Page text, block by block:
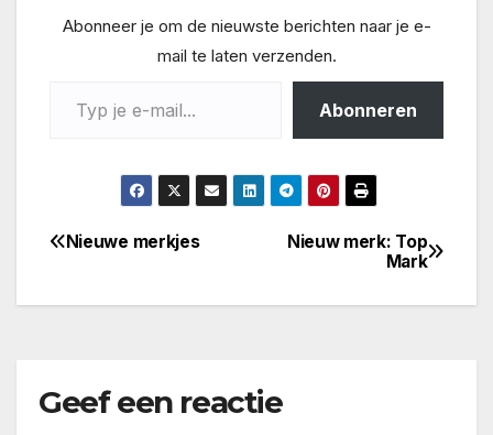
Abonneer je om de nieuwste berichten naar je e-
mail te laten verzenden.
Abonneren
Bericht
navigatie
Nieuw merk: Top
Mark
Nieuwe merkjes
Geef een reactie